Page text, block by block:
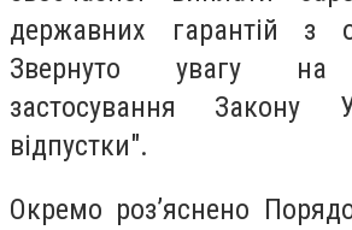
державних гарантій з
Звернуто увагу на
застосування Закону
відпустки".
Окремо роз’яснено